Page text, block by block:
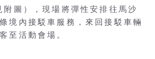
附圖），現場將彈性安排往馬沙
境內接駁車服務，來回接駁車輛
至活動會場。